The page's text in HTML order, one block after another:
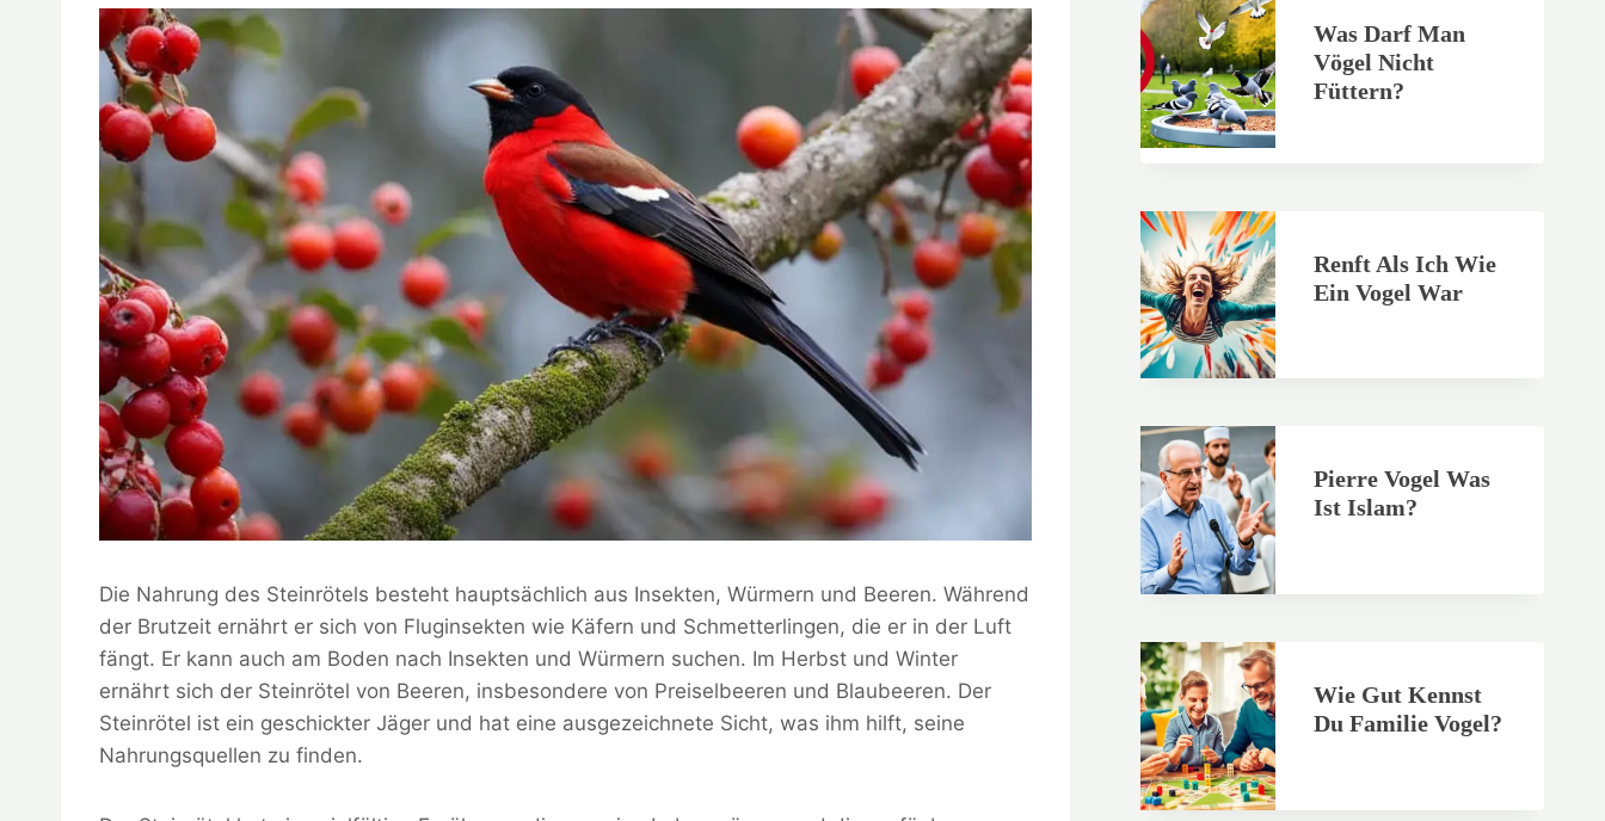
Die Nahrung des Steinrötels besteht hauptsächlich aus Insekten, Würmern und Beeren. Während
der Brutzeit ernährt er sich von Fluginsekten wie Käfern und Schmetterlingen, die er in der Luft
fängt. Er kann auch am Boden nach Insekten und Würmern suchen. Im Herbst und Winter
ernährt sich der Steinrötel von Beeren, insbesondere von Preiselbeeren und Blaubeeren. Der
Steinrötel ist ein geschickter Jäger und hat eine ausgezeichnete Sicht, was ihm hilft, seine
Nahrungsquellen zu finden.
Was Darf Man
Vögel Nicht
Füttern?
Renft Als Ich Wie
Ein Vogel War
Pierre Vogel Was
Ist Islam?
Wie Gut Kennst
Du Familie Vogel?